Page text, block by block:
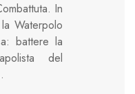
In
Waterpolo
battere la
del